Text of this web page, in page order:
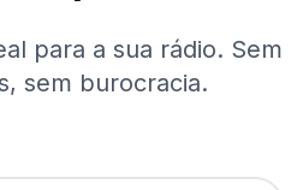
para a sua rádio. Sem
sem burocracia.